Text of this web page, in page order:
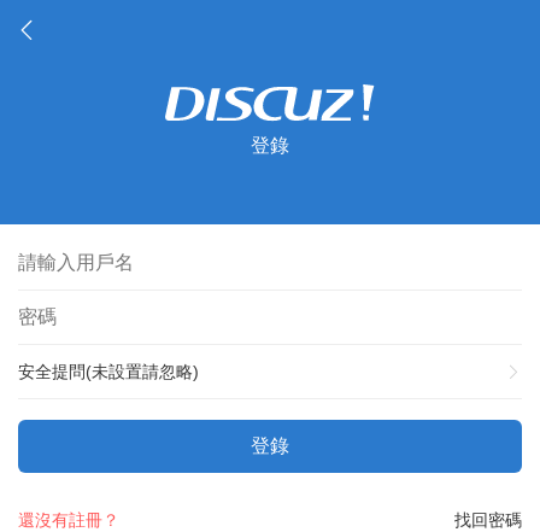
登錄
安全提問(未設置請忽略)
登錄
找回密碼
還沒有註冊？